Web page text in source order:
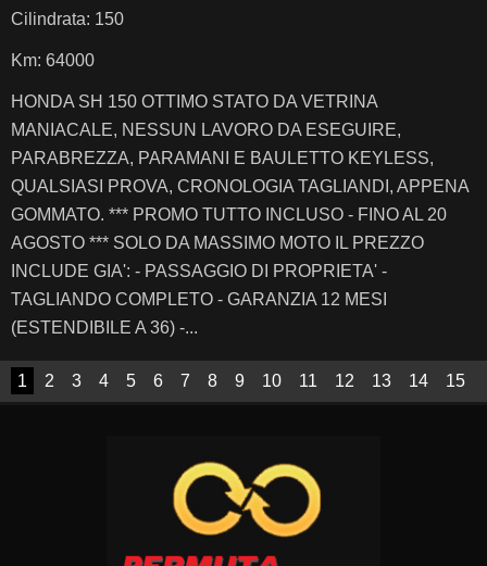
Cilindrata: 150
Km: 64000
HONDA SH 150 OTTIMO STATO DA VETRINA
MANIACALE, NESSUN LAVORO DA ESEGUIRE,
PARABREZZA, PARAMANI E BAULETTO KEYLESS,
QUALSIASI PROVA, CRONOLOGIA TAGLIANDI, APPENA
GOMMATO. *** PROMO TUTTO INCLUSO - FINO AL 20
AGOSTO *** SOLO DA MASSIMO MOTO IL PREZZO
INCLUDE GIA': - PASSAGGIO DI PROPRIETA' -
TAGLIANDO COMPLETO - GARANZIA 12 MESI
(ESTENDIBILE A 36) -...
1 2 3 4 5 6 7 8 9 10 11 12 13 14 15